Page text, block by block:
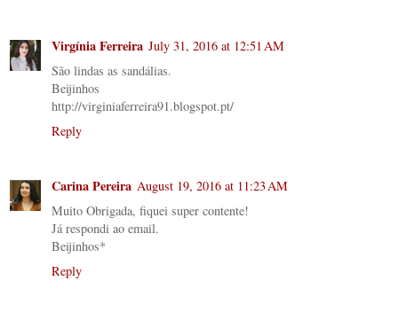
Virgínia Ferreira July 31, 2016 at 12:51 AM
São lindas as sandálias.
Beijinhos
http://virginiaferreira91.blogspot.pt/
Reply
Carina Pereira August 19, 2016 at 11:23 AM
Muito Obrigada, fiquei super contente!
Já respondi ao email.
Beijinhos*
Reply